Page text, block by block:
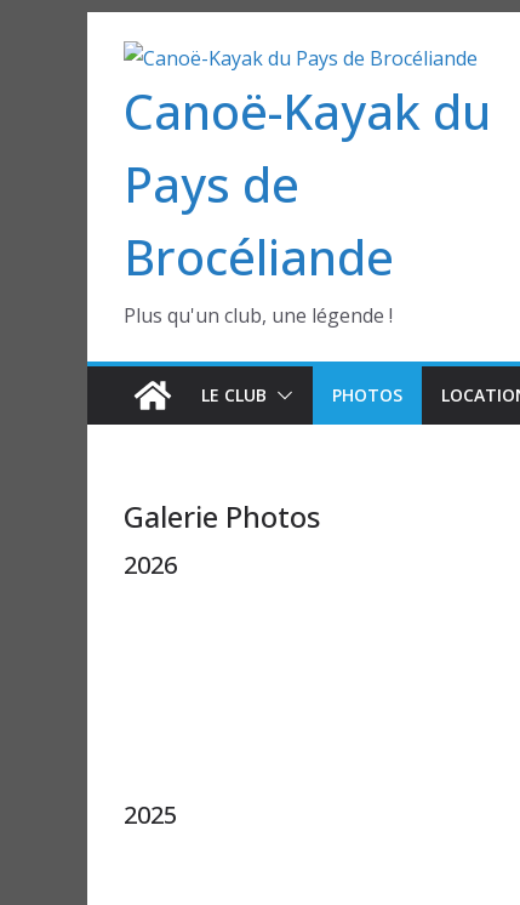
contenuCanoë-Kayak du
Pays de
Brocéliande
Plus qu'un club, une légende !
LE CLUB PHOTOS
Galerie Photos
2026
2025